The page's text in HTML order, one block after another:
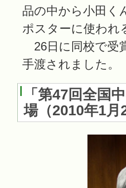
品の中から小田く
ポスターに使われ
26日に同校で受
手渡されました。
「第47回全国
場（2010年1月